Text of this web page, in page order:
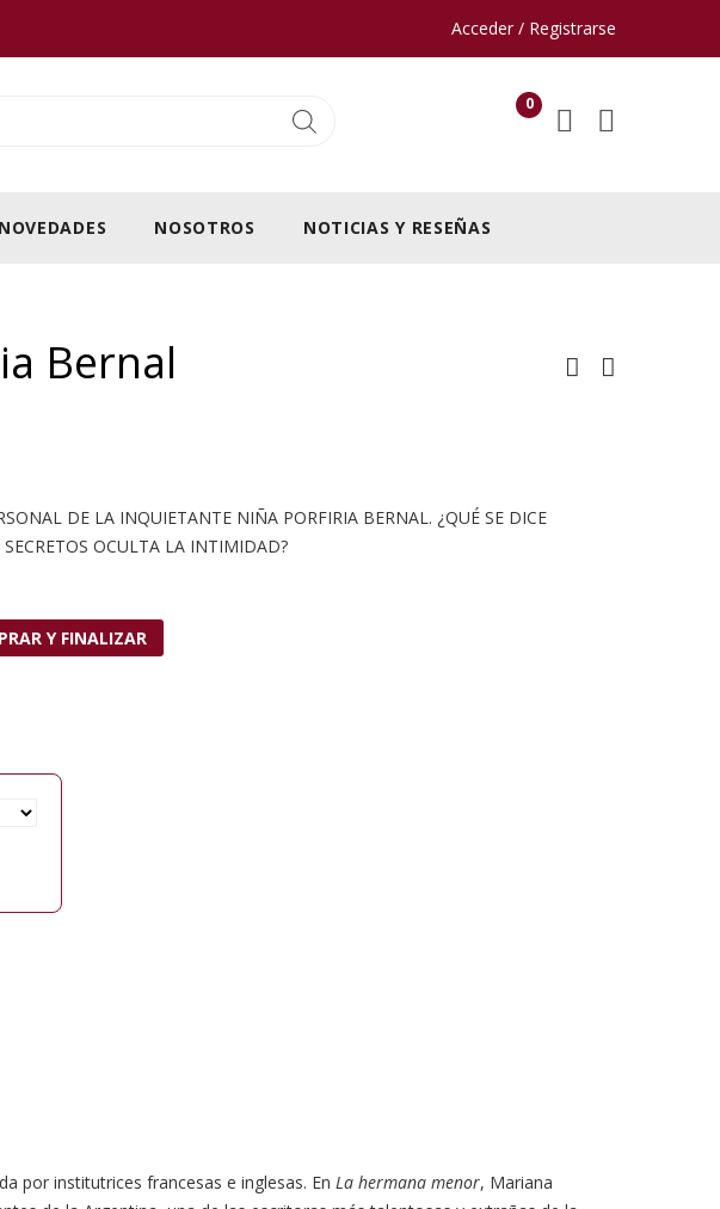
Acceder / Registrarse
0
NOVEDADES NOSOTROS NOTICIAS Y RESEÑAS
Bernal
DE LA INQUIETANTE NIÑA PORFIRIA BERNAL. ¿QUÉ SE DICE
OCULTA LA INTIMIDAD?
Y FINALIZAR
por institutrices francesas e inglesas. En La hermana menor, Mariana